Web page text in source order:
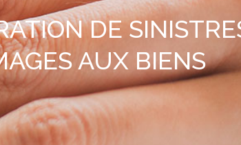
DE
AUX BIENS